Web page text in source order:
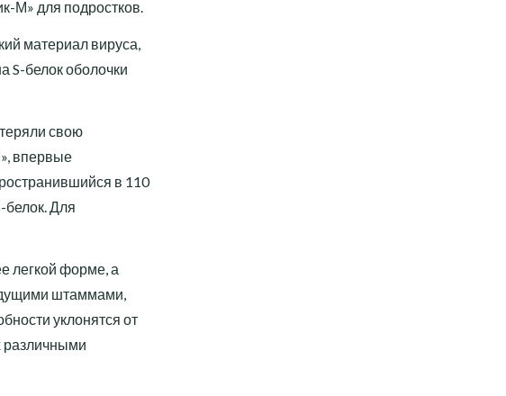
М» для подростков.
материал вируса,
S-белок оболочки
свою
впервые
в 110
белок. Для
легкой форме, а
штаммами,
уклонятся от
различными